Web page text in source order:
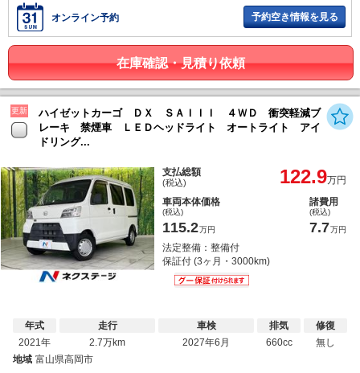
オンライン予約 予約空き情報を見る
在庫確認・見積り依頼
更新
ハイゼットカーゴ ＤＸ ＳＡＩＩＩ ４ＷＤ 衝突軽減ブ
レーキ 禁煙車 ＬＥＤヘッドライト オートライト アイ
ドリング...
支払総額
(税込) 122.9万円
車両本体価格
(税込)
115.2万円
諸費用
(税込)
7.7万円
法定整備：整備付
保証付 (3ヶ月・3000km)
年式
2021年
走行
2.7万km
車検
2027年6月
排気
660cc
修復
無し
地域 富山県高岡市